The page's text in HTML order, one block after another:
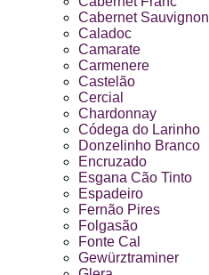
Cabernet Sauvignon
Caladoc
Camarate
Carmenere
Castelão
Cercial
Chardonnay
Códega do Larinho
Donzelinho Branco
Encruzado
Esgana Cão Tinto
Espadeiro
Fernão Pires
Folgasão
Fonte Cal
Gewürztraminer